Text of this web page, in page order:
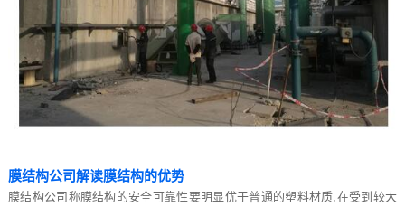
膜结构公司解读膜结构的优势
膜结构公司称膜结构的安全可靠性要明显优于普通的塑料材质,在受到较大